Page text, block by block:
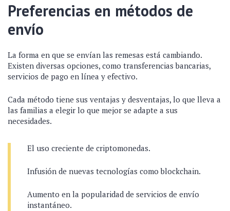
Preferencias en métodos de
envío
La forma en que se envían las remesas está cambiando.
Existen diversas opciones, como transferencias bancarias,
servicios de pago en línea y efectivo.
Cada método tiene sus ventajas y desventajas, lo que lleva a
las familias a elegir lo que mejor se adapte a sus
necesidades.
El uso creciente de criptomonedas.
Infusión de nuevas tecnologías como blockchain.
Aumento en la popularidad de servicios de envío
instantáneo.